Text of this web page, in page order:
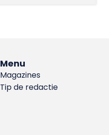
Menu
Magazines
Tip de redactie